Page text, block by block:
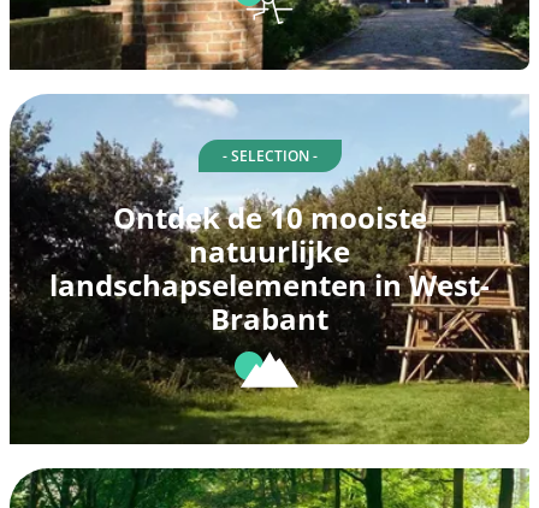
- SELECTION -
Ontdek de 10 mooiste
natuurlijke
landschapselementen in West-
Brabant